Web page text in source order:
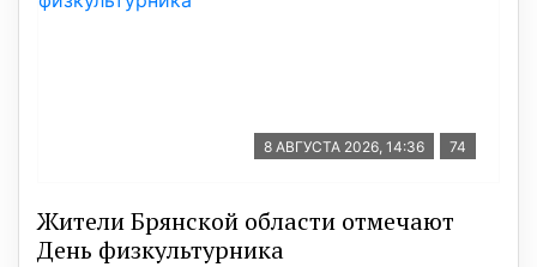
8 АВГУСТА 2026, 14:36 74
Жители Брянской области отмечают
День физкультурника